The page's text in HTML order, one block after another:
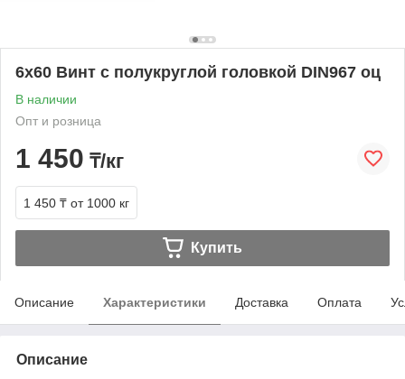
6х60 Винт с полукруглой головкой DIN967 оц
В наличии
Опт и розница
1 450 ₸/кг
1 450 ₸ от 1000 кг
Купить
Описание Характеристики Доставка Оплата
Описание